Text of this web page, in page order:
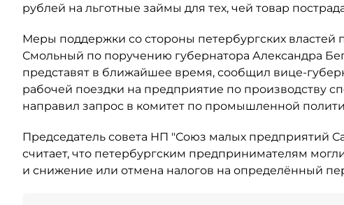
рублей на льготные займы для тех, чей товар
Меры поддержки со стороны петербургских властей
Смольный по поручению губернатора Александра
представят в ближайшее время, сообщил вице-
рабочей поездки на предприятие по производству
направил запрос в комитет по промышленной
Председатель совета НП "Союз малых предприятий
считает, что петербургским предпринимателям
и снижение или отмена налогов на определённый